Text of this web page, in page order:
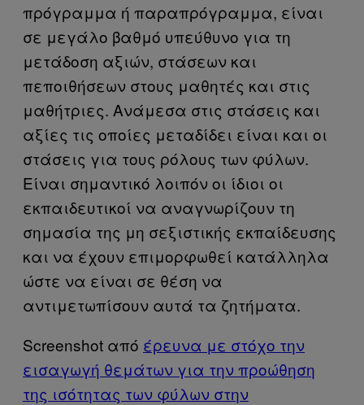
πρόγραμμα ή παραπρόγραμμα, είναι
σε μεγάλο βαθμό υπεύθυνο για τη
μετάδοση αξιών, στάσεων και
πεποιθήσεων στους μαθητές και στις
μαθήτριες. Ανάμεσα στις στάσεις και
αξίες τις οποίες μεταδίδει είναι και οι
στάσεις για τους ρόλους των φύλων.
Είναι σημαντικό λοιπόν οι ίδιοι οι
εκπαιδευτικοί να αναγνωρίζουν τη
σημασία της μη σεξιστικής εκπαίδευσης
και να έχουν επιμορφωθεί κατάλληλα
ώστε να είναι σε θέση να
αντιμετωπίσουν αυτά τα ζητήματα.
Screenshot από έρευνα με στόχο την
εισαγωγή θεμάτων για την προώθηση
της ισότητας των φύλων στην